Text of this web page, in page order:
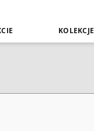
KOLEKCJE